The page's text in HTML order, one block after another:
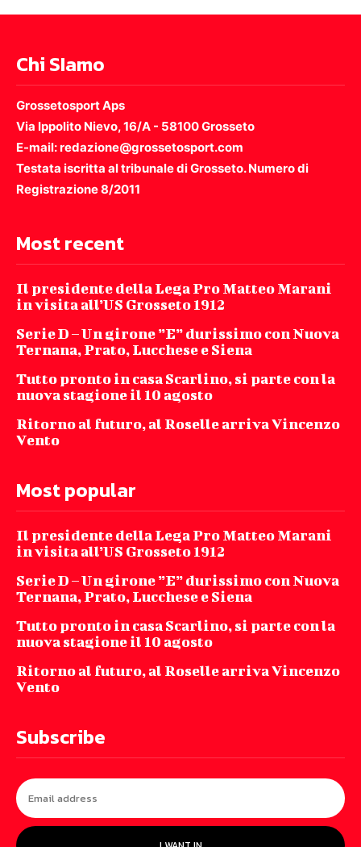
Chi SIamo
Grossetosport Aps
Via Ippolito Nievo, 16/A - 58100 Grosseto
E-mail: redazione@grossetosport.com
Testata iscritta al tribunale di Grosseto. Numero di
Registrazione 8/2011
Most recent
Il presidente della Lega Pro Matteo Marani
in visita all’US Grosseto 1912
Serie D – Un girone ”E” durissimo con Nuova
Ternana, Prato, Lucchese e Siena
Tutto pronto in casa Scarlino, si parte con la
nuova stagione il 10 agosto
Ritorno al futuro, al Roselle arriva Vincenzo
Vento
Most popular
Il presidente della Lega Pro Matteo Marani
in visita all’US Grosseto 1912
Serie D – Un girone ”E” durissimo con Nuova
Ternana, Prato, Lucchese e Siena
Tutto pronto in casa Scarlino, si parte con la
nuova stagione il 10 agosto
Ritorno al futuro, al Roselle arriva Vincenzo
Vento
Subscribe